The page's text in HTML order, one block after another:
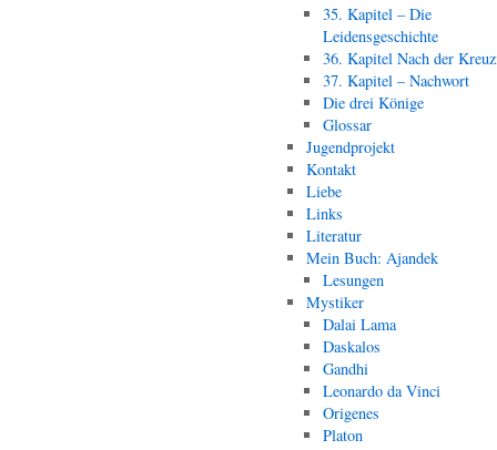
35. Kapitel – Die
Leidensgeschichte
36. Kapitel Nach der
37. Kapitel – Nachwort
Die drei Könige
Glossar
Jugendprojekt
Kontakt
Liebe
Links
Literatur
Mein Buch: Ajandek
Lesungen
Mystiker
Dalai Lama
Daskalos
Gandhi
Leonardo da Vinci
Origenes
Platon